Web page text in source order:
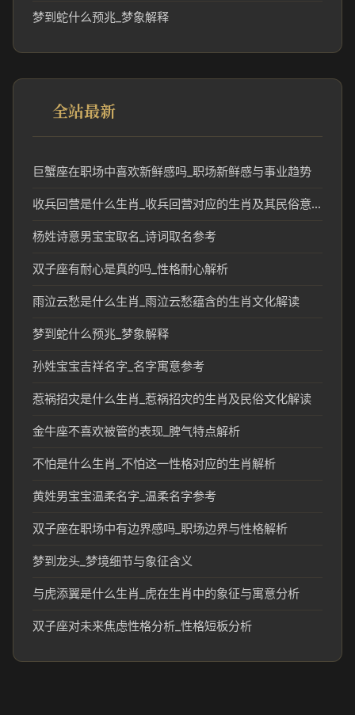
梦到蛇什么预兆_梦象解释
全站最新
巨蟹座在职场中喜欢新鲜感吗_职场新鲜感与事业趋势
收兵回营是什么生肖_收兵回营对应的生肖及其民俗意义
杨姓诗意男宝宝取名_诗词取名参考
双子座有耐心是真的吗_性格耐心解析
雨泣云愁是什么生肖_雨泣云愁蕴含的生肖文化解读
梦到蛇什么预兆_梦象解释
孙姓宝宝吉祥名字_名字寓意参考
惹祸招灾是什么生肖_惹祸招灾的生肖及民俗文化解读
金牛座不喜欢被管的表现_脾气特点解析
不怕是什么生肖_不怕这一性格对应的生肖解析
黄姓男宝宝温柔名字_温柔名字参考
双子座在职场中有边界感吗_职场边界与性格解析
梦到龙头_梦境细节与象征含义
与虎添翼是什么生肖_虎在生肖中的象征与寓意分析
双子座对未来焦虑性格分析_性格短板分析